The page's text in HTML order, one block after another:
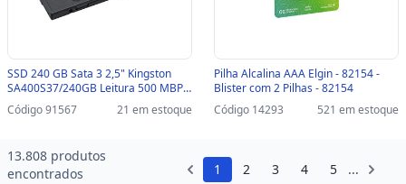
SSD 240 GB Sata 3 2,5" Kingston
SA400S37/240GB Leitura 500 MBPS
Gravação 350 MBPS -
SA400S37/240GB
Código 91567 21 em estoque
Pilha Alcalina AAA Elgin - 82154 -
Blister com 2 Pilhas - 82154
Código 14293
521 em estoque
13.808 produtos
encontrados
1 2 3 4 5 ...